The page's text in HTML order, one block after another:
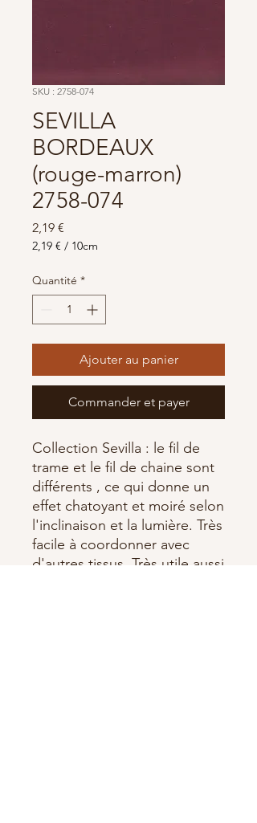
SKU : 2758-074
SEVILLA
BORDEAUX
(rouge-marron)
2758-074
2,19 €
2,19 € / 10cm
pour
10
Centimètres
Quantité *
Ajouter au panier
Commander et payer
Collection Sevilla : le fil de
trame et le fil de chaine sont
différents , ce qui donne un
effet chatoyant et moiré selon
l'inclinaison et la lumière. Très
facile à coordonner avec
d'autres tissus. Très utile aussi